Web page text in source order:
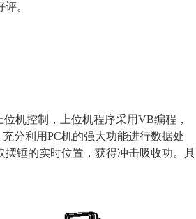
。
机控制，上位机程序采用VB编程，
分利用PC机的强大功能进行数据处
锤的实时位置，获得冲击吸收功。具